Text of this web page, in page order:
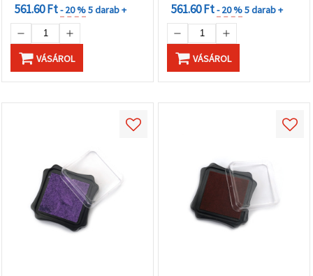
561.60 Ft- 20 %5 darab +
VÁSÁROL
561.60 Ft- 20 %5 darab +
VÁSÁROL